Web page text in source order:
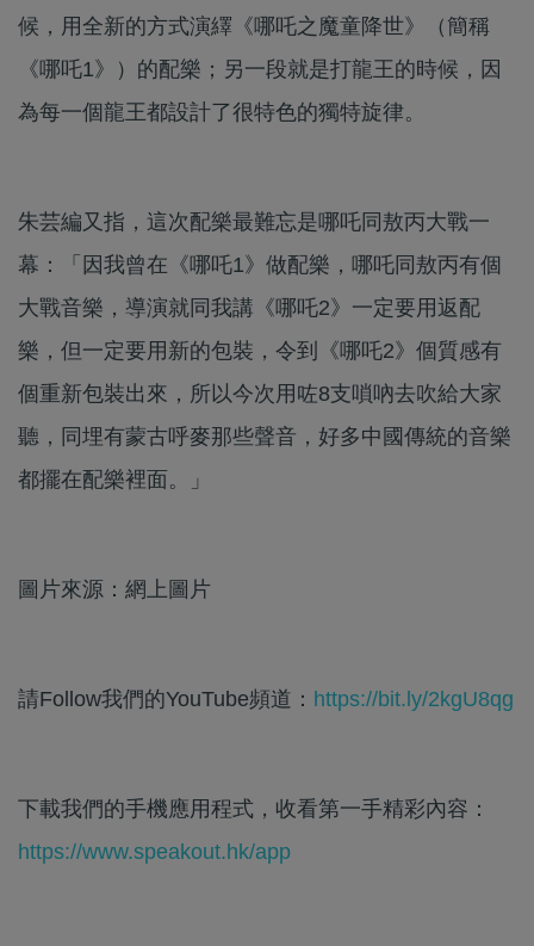
候，用全新的方式演繹《哪吒之魔童降世》（簡稱
《哪吒1》）的配樂；另一段就是打龍王的時候，因
為每一個龍王都設計了很特色的獨特旋律。
朱芸編又指，這次配樂最難忘是哪吒同敖丙大戰一
幕：「因我曾在《哪吒1》做配樂，哪吒同敖丙有個
大戰音樂，導演就同我講《哪吒2》一定要用返配
樂，但一定要用新的包裝，令到《哪吒2》個質感有
個重新包裝出來，所以今次用咗8支嗩吶去吹給大家
聽，同埋有蒙古呼麥那些聲音，好多中國傳統的音樂
都擺在配樂裡面。」
圖片來源：網上圖片
請Follow我們的YouTube頻道： https://bit.ly/2kgU8qg
下載我們的手機應用程式，收看第一手精彩內容：
https://www.speakout.hk/app